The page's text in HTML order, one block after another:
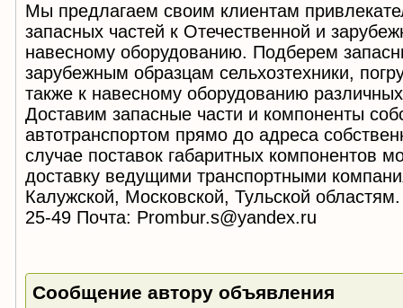
Мы предлагаем своим клиентам
запасных частей к Отечественной и
навесному оборудованию. Подберем
зарубежным образцам сельхозтехники,
также к навесному оборудованию
Доставим запасные части и компоненты
автотранспортом прямо до адреса
случае поставок габаритных компонентов
доставку ведущими транспортными
Калужской, Московской, Тульской
25-49 Почта: Prombur.s@yandex.ru
Сообщение автору объявления